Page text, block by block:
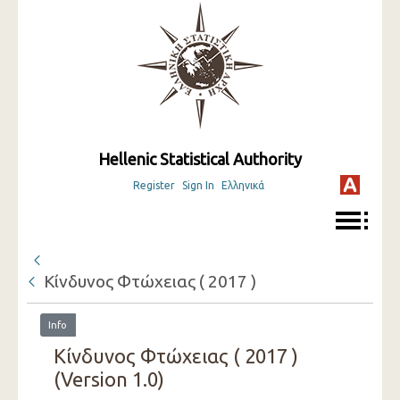
Hellenic Statistical Authority
Register Sign In Ελληνικά
Κίνδυνος Φτώχειας ( 2017 )
Info
Κίνδυνος Φτώχειας ( 2017 )
(Version 1.0)